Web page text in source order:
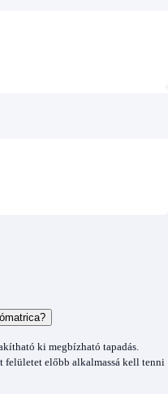
ki megbízható tapadás.
felületet előbb alkalmassá kell tenni